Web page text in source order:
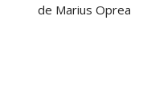
de Marius Oprea